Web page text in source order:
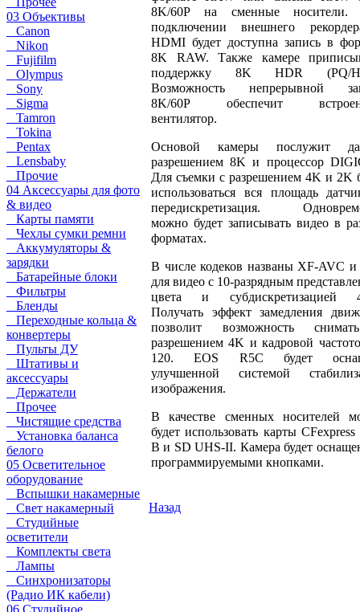
03 Объективы
Canon
Nikon
Fujifilm
Olympus
Sony
Sigma
Tamron
Tokina
Pentax
Lensbaby
Прочие
04 Аксессуары для фото
& видео
Карты памяти
Чехлы сумки ремни
Аккумуляторы &
зарядки
Батарейные блоки
Фильтры
Бленды
Переходные кольца &
конвертеры
Пульты ДУ
Штативы и
аксессуары
Держатели
Прочее
Чистящие средства
Установка баланса
белого
05 Осветительное
оборудование
Вспышки накамерные
Свет накамерный
Студийные
осветители
Комплекты света
Лампы
Синхронизаторы
(Радио ИК кабели)
06 Студийное
8K/60P на сменные носители.
подключении внешнего
HDMI будет доступна запись в
8K RAW. Также камере
поддержку 8K HDR (PQ/
Возможность непрерывной
8K/60P обеспечит
вентилятор.
Основой камеры послужит
разрешением 8K и процессор
Для съемки с разрешением 4K и 2K
использоваться вся площадь
передискретизация.
можно будет записывать видео в
форматах.
В числе кодеков названы XF-AVC и
для видео с 10-разрядным
цвета и субдискретизацией
Получать эффект замедления
позволит возможность
разрешением 4K и кадровой
120. EOS R5C будет
улучшенной системой
изображения.
В качестве сменных носителей
будет использовать карты CFexpress
B и SD UHS-II. Камера будет
программируемыми кнопками.
Назад